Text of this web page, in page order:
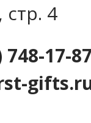
стр. 4
748-17-